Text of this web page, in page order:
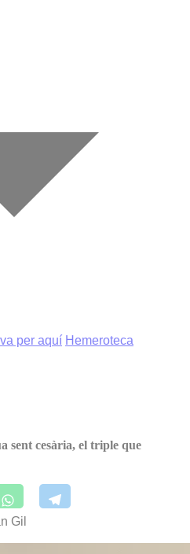
per aquí Hemeroteca
sent cesària, el triple que
Gil